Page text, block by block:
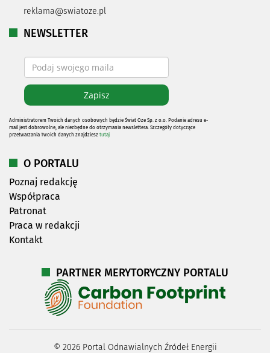
reklama@swiatoze.pl
NEWSLETTER
Administratorem Twoich danych osobowych będzie Świat Oze Sp. z o.o. Podanie adresu e-
mail jest dobrowolne, ale niezbędne do otrzymania newslettera. Szczegóły dotyczące
przetwarzania Twoich danych znajdziesz tutaj
O PORTALU
Poznaj redakcję
Współpraca
Patronat
Praca w redakcji
Kontakt
PARTNER MERYTORYCZNY PORTALU
© 2026Portal Odnawialnych Źródeł Energii